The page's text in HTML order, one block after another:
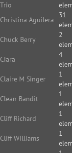
Trio
Christina Aguilera
31
Chuck Berry
2
Ciara
4
Claire M Singer
1
Clean Bandit
1
Cliff Richard
1
Cliff Williams
1